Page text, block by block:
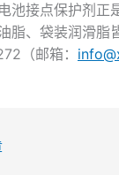
池接点保护剂正
脂、袋装润滑
（邮箱： i